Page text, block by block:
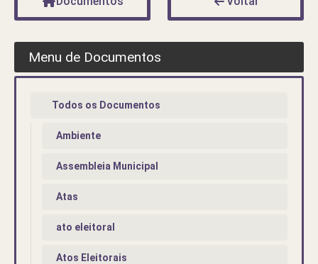
Menu de Documentos
Todos os Documentos
Ambiente
Assembleia Municipal
Atas
ato eleitoral
Atos Eleitorais